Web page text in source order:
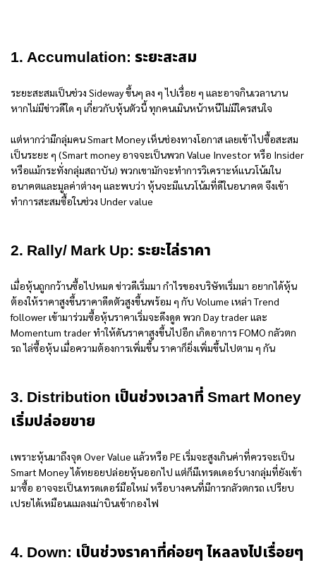
1. Accumulation: ระยะสะสม
ระยะสะสมเป็นช่วง Sideway ขึ้นๆ ลง ๆ ไปเรื่อย ๆ และอาจกินเวลานาน
หากไม่มีข่าวดีใด ๆ เกี่ยวกับหุ้นตัวนี้ ทุกคนเมินหน้าหนีไม่มีใครสนใจ
แต่หากว่ามีกลุ่มคน Smart Money เห็นช่องทางโอกาส เลยเข้าไปซื้อสะสม
เป็นระยะ ๆ (Smart money อาจจะเป็นพวก Value Investor หรือ Insider
หรือแม้กระทั่งกลุ่มสถาบัน) พวกเขามักจะทำการวิเคราะห์แนวโน้มใน
อนาคตและมูลค่าต่างๆ และพบว่า หุ้นจะมีแนวโน้มที่ดีในอนาคต จึงเข้า
ทำการสะสมซื้อในช่วง Under value
2. Rally/ Mark Up: ระยะไล่ราคา
เมื่อหุ้นถูกกว้านซื้อไปหมด ข่าวดีเริ่มมา กำไรของบริษัทเริ่มมา อยากได้หุ้น
ต้องให้ราคาสูงขึ้นราคาดีดตัวสูงขึ้นพร้อม ๆ กับ Volume เหล่า Trend
follower เข้ามาร่วมซื้อหุ้นราคาเริ่มจะดึงดูด พวก Day trader และ
Momentum trader ทำให้ดันราคาสูงขึ้นไปอีก เกิดอาการ FOMO กลัวตก
รถ ไล่ซื้อหุ้น เมื่อความต้องการเพิ่มขึ้น ราคาก็ยิ่งเพิ่มขึ้นไปตาม ๆ กัน
3. Distribution เป็นช่วงเวลาที่ Smart Money
เริ่มปล่อยขาย
เพราะหุ้นมาถึงจุด Over Value แล้วหรือ PE เริ่มจะสูงเกินค่าที่ควรจะเป็น
Smart Money ได้ทยอยปล่อยหุ้นออกไป แต่ก็มีเทรดเดอร์บางกลุ่มที่ยังเข้า
มาซื้อ อาจจะเป็นเทรดเดอร์มือใหม่ หรือบางคนที่มีการกลัวตกรถ เปรียบ
เปรยได้เหมือนแมลงเม่าบินเข้ากองไฟ
4. Down: เป็นช่วงราคาที่ค่อยๆ ไหลลงไปเรื่อยๆ